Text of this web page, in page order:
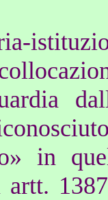
in
artt.